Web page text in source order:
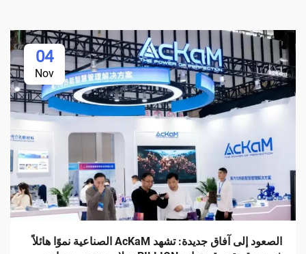
04
Nov
الصعود إلى آفاق جديدة: تشهد AcKaM الصناعية نموًا هائلاً